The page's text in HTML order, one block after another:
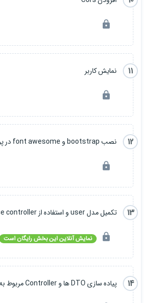
11 نمایش کاربر
12 نصب bootstrap و font awesome در پروژه
13 تکمیل مدل user و استفاده از base controller
نمایش آنلاین این بخش رایگان است
14 پیاده سازی DTO ها و Controller مربوط به Account